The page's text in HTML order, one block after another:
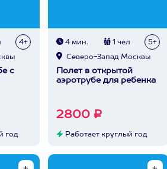
4+
с
год
4 мин. 1 чел 5+
Северо-Запад Москвы
Полет в открытой
аэротрубе для ребенка
2800 ₽
Работает круглый год